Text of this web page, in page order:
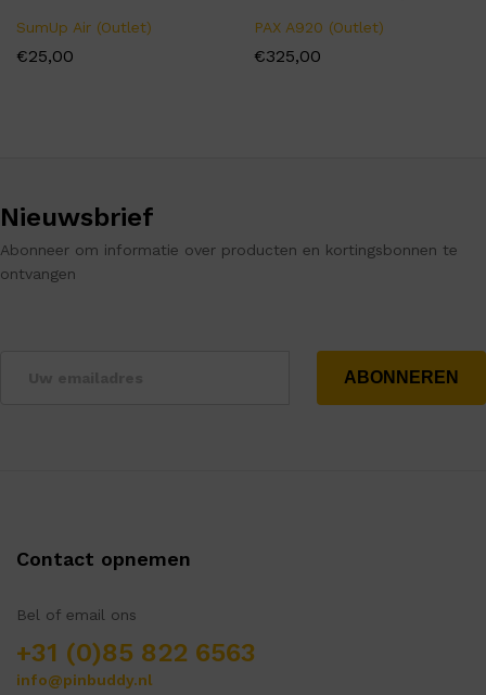
SumUp Air (Outlet)
€25,00
PAX A920 (Outlet)
€325,00
Nieuwsbrief
Abonneer om informatie over producten en kortingsbonnen te
ontvangen
Contact opnemen
Bel of email ons
+31 (0)85 822 6563
info@pinbuddy.nl